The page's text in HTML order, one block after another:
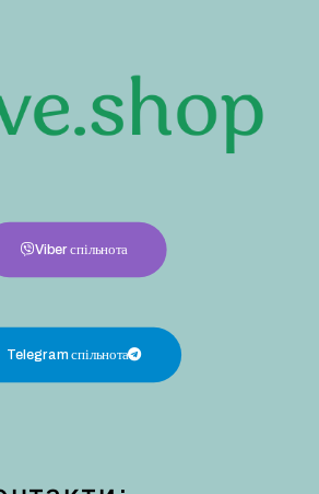
Viber спільнота
Telegram спільнота